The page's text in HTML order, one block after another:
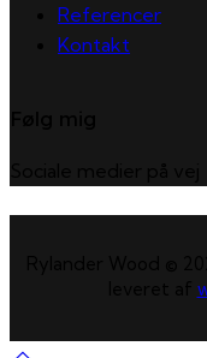
Referencer
Kontakt